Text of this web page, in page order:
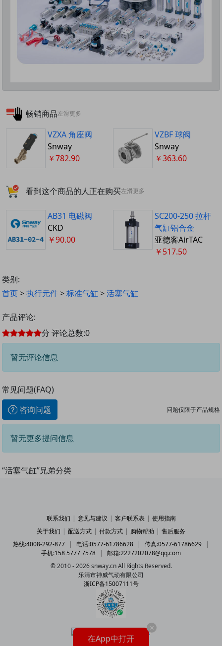
畅销商品左滑更多
VZXA 角座阀
Snway
￥782.90
VZBF 球阀
Snway
￥363.60
看到这个商品的人正在购买左滑更多
AB31 电磁阀
CKD
￥90.00
SC200-250 拉杆
气缸铝合金
亚德客AirTAC
￥517.50
类别:
首页>执行元件>标准气缸 >活塞气缸
产品评论:
分 评论总数:0
暂无评论信息
常见问题(FAQ)
咨询问题
问题仅限于产品规格
暂无更多提问信息
“活塞气缸”兄弟分类
联系我们 | 意见与建议 | 客户联系表 | 使用指南
关于我们 | 配送方式 | 付款方式 | 购物帮助 | 售后服务
热线:4008-292-877
| 电话:0577-61786628 | 传真:0577-61786629
|
手机:158 5777 7578
|
邮箱:2227202078@qq.com
© 2010 - 2026 snway.cn All Rights Reserved.
乐清市神威气动有限公司
浙ICP备15007111号
在App中打开
×